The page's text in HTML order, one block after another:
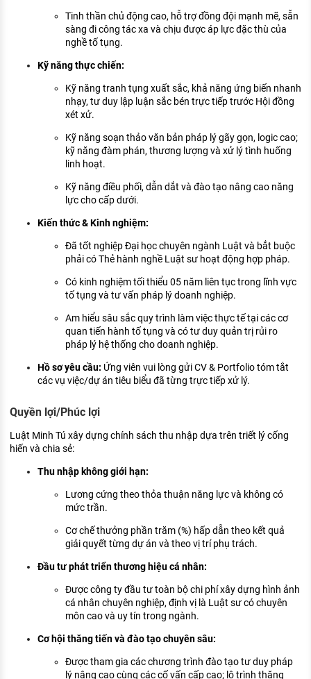
Tinh thần chủ động cao, hỗ trợ đồng đội mạnh mẽ, sẵn
sàng đi công tác xa và chịu được áp lực đặc thù của
nghề tố tụng.
Kỹ năng thực chiến:
Kỹ năng tranh tụng xuất sắc, khả năng ứng biến nhanh
nhạy, tư duy lập luận sắc bén trực tiếp trước Hội đồng
xét xử.
Kỹ năng soạn thảo văn bản pháp lý gãy gọn, logic cao;
kỹ năng đàm phán, thương lượng và xử lý tình huống
linh hoạt.
Kỹ năng điều phối, dẫn dắt và đào tạo nâng cao năng
lực cho cấp dưới.
Kiến thức & Kinh nghiệm:
Đã tốt nghiệp Đại học chuyên ngành Luật và bắt buộc
phải có Thẻ hành nghề Luật sư hoạt động hợp pháp.
Có kinh nghiệm tối thiểu 05 năm liên tục trong lĩnh vực
tố tụng và tư vấn pháp lý doanh nghiệp.
Am hiểu sâu sắc quy trình làm việc thực tế tại các cơ
quan tiến hành tố tụng và có tư duy quản trị rủi ro
pháp lý hệ thống cho doanh nghiệp.
Hồ sơ yêu cầu: Ứng viên vui lòng gửi CV & Portfolio tóm tắt
các vụ việc/dự án tiêu biểu đã từng trực tiếp xử lý.
Quyền lợi/Phúc lợi
Luật Minh Tú xây dựng chính sách thu nhập dựa trên triết lý cống
hiến và chia sẻ:
Thu nhập không giới hạn:
Lương cứng theo thỏa thuận năng lực và không có
mức trần.
Cơ chế thưởng phần trăm (%) hấp dẫn theo kết quả
giải quyết từng dự án và theo vị trí phụ trách.
Đầu tư phát triển thương hiệu cá nhân:
Được công ty đầu tư toàn bộ chi phí xây dựng hình ảnh
cá nhân chuyên nghiệp, định vị là Luật sư có chuyên
môn cao và uy tín trong ngành.
Cơ hội thăng tiến và đào tạo chuyên sâu:
Được tham gia các chương trình đào tạo tư duy pháp
lý nâng cao cùng các cố vấn cấp cao; lộ trình thăng